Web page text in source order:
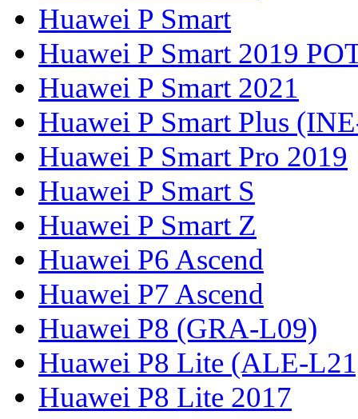
Huawei P Smart
Huawei P Smart 2019
Huawei P Smart 2021
Huawei P Smart Plus
Huawei P Smart Pro 2019
Huawei P Smart S
Huawei P Smart Z
Huawei P6 Ascend
Huawei P7 Ascend
Huawei P8 (GRA-L09)
Huawei P8 Lite (ALE-
Huawei P8 Lite 2017